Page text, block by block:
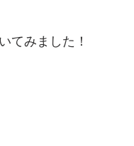
てみました！